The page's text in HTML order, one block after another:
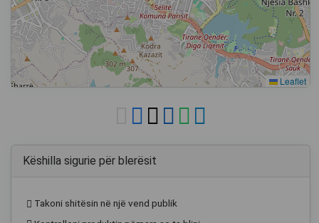
Leaflet
Këshilla sigurie për blerësit
Takoni shitësin në një vend publik